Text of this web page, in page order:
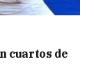
cuartos de